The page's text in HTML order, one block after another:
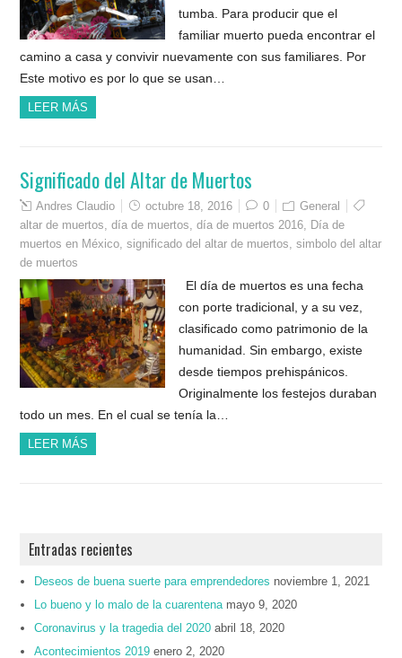
tumba. Para producir que el
familiar muerto pueda encontrar el
camino a casa y convivir nuevamente con sus familiares. Por
Este motivo es por lo que se usan…
LEER MÁS
Significado del Altar de Muertos
Andres Claudio octubre 18, 2016 0
General
altar de muertos ,día de muertos ,día de muertos 2016
Día de
muertos en México ,significado del altar de muertos ,simbolo del altar
de muertos
El día de muertos es una fecha
con porte tradicional, y a su vez,
clasificado como patrimonio de la
humanidad. Sin embargo, existe
desde tiempos prehispánicos.
Originalmente los festejos duraban
todo un mes. En el cual se tenía la…
LEER MÁS
Entradas recientes
Deseos de buena suerte para emprendedores noviembre 1, 2021
Lo bueno y lo malo de la cuarentena mayo 9, 2020
Coronavirus y la tragedia del 2020 abril 18, 2020
Acontecimientos 2019 enero 2, 2020